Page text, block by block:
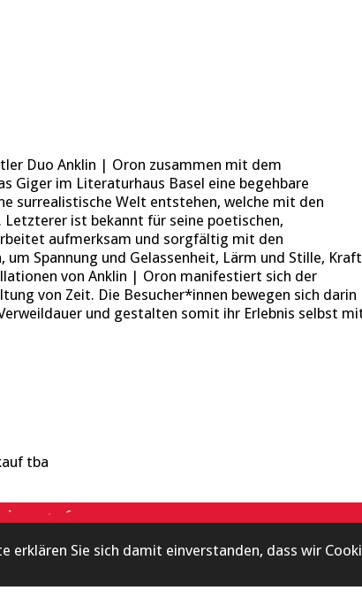
Sie sich damit einverstanden, dass wir
Duo Anklin | Oron zusammen mit dem
Giger im Literaturhaus Basel eine begehbare
surrealistische Welt entstehen, welche mit den
ist bekannt für seine poetischen,
aufmerksam und sorgfältig mit den
Spannung und Gelassenheit, Lärm und Stille, Kraft
von Anklin | Oron manifestiert sich der
von Zeit. Die Besucher*innen bewegen sich darin
und gestalten somit ihr Erlebnis selbst
tba